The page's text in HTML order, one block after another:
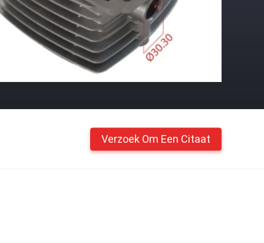
Verzoek Om Een Citaat